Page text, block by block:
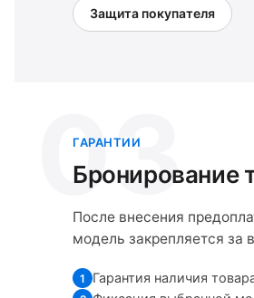
Защита покупателя
03
ГАРАНТИИ
Бронирование
После внесения
модель закрепляется за
1 Гарантия наличия